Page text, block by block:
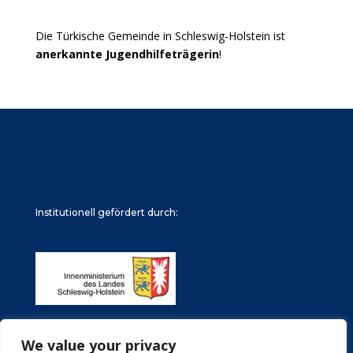
We value your privacy
Die Türkische Gemeinde in Schleswig-Holstein ist
anerkannte Jugendhilfeträgerin!
Institutionell gefördert durch: